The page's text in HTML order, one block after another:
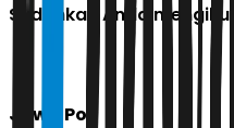
Sudahkah Anda
Jawa Pos